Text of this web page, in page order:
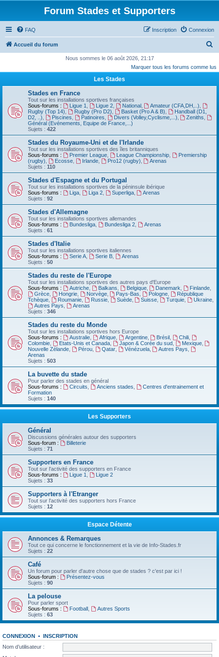
Forum Stades et Supporters
FAQ Connexion
Inscription
Accueil du forum
c
e
Nous sommes le 06 août 2026, 21:17
Marquer tous les forums comme lus
Les Stades
Stades en France
Tout sur les installations sportives françaises
Sous-forums :
Ligue 1 Ligue 2, National, Amateur (CFA,DH,..)
Rugby (Top 14)
Rugby (Pro D2) Basket (Pro A & B)
Handball (D1,
D2, ..)
Piscines Patinoires Divers (Volley,Cyclisme,...) Zeniths
Général (Evénements, Equipe de France,...)
Sujets : 422
Stades du Royaume-Uni et de l'Irlande
Tout sur les installations sportives des îles britanniques
Sous-forums :
Premier League, League Championship,
Premiership
(rugby)
Ecosse, Irlande, Pro12 (rugby)
Arenas
Sujets : 110
Stades d'Espagne et du Portugal
Tout sur les installations sportives de la péninsule ibérique
Sous-forums :
Liga, Liga 2, Superliga,
Arenas
Sujets : 92
Stades d'Allemagne
Tout sur les installations sportives allemandes
Sous-forums :
Bundesliga, Bundesliga 2,
Arenas
Sujets : 61
Stades d'Italie
Tout sur les installations sportives italiennes
Sous-forums :
Serie A, Serie B,
Arenas
Sujets : 50
Stades du reste de l'Europe
Tout sur les installations sportives des autres pays d'Europe
Sous-forums :
Autriche, Balkans Belgique, Danemark Finlande
Grèce, Hongrie, Norvège, Pays-Bas Pologne
République
Tchèque
Roumanie, Russie, Suède, Suisse Turquie Ukraine
Autres Pays
Arenas
Sujets : 346
Stades du reste du Monde
Tout sur les installations sportives hors Europe
Sous-forums :
Australie, Afrique, Argentine, Brésil Chili
Colombie
Etats-Unis et Canada, Japon & Corée du sud, Mexique,
Nouvelle Zélande
Pérou, Qatar, Vénézuela, Autres Pays
Arenas
Sujets : 503
La buvette du stade
Pour parler des stades en général
Sous-forums :
Circuits Anciens stades
Centres d'entrainement et
Formation
Sujets : 140
Les Supporters
Général
Discussions générales autour des supporters
Sous-forum :
Billeterie
Sujets : 71
Supporters en France
Tout sur l'activité des supporters en France
Sous-forums :
Ligue 1
Ligue 2
Sujets : 33
Supporters à l'Etranger
Tout sur l'activité des supporters hors France
Sujets : 12
Espace Détente
Annonces & Remarques
Tout ce qui concerne le fonctionnement et la vie de Info-Stades.fr
Sujets : 22
Café
Un forum pour parler d'autre chose que de stades ? c'est par ici !
Sous-forum :
Présentez-vous
Sujets : 90
La pelouse
Pour parler sport
Sous-forums :
Football,
Autres Sports
Sujets : 63
CONNEXION • INSCRIPTION
Nom d’utilisateur :